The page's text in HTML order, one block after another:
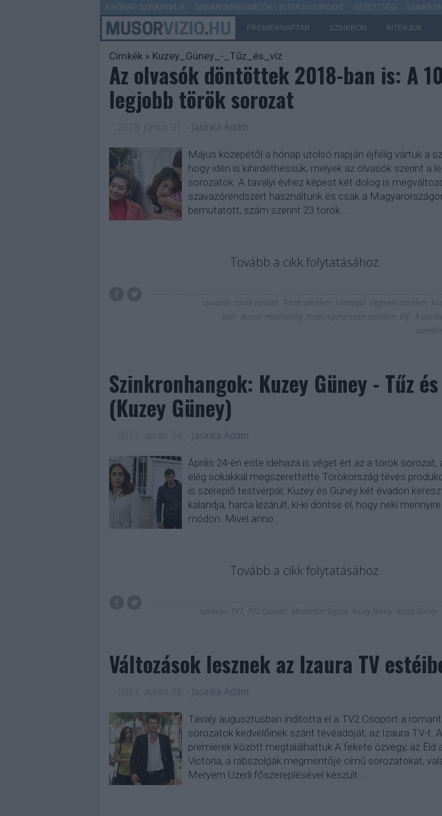
PREMIERNAPTÁR SZINKRON INTERJÚK
A HÓNAP SZINKRONJA SZINKRONRENDEZŐK - INTERJÚSOROZAT NÉZETTSÉG
Címkék» Kuzey_Güney_-_Tűz_és_víz
Az olvasók döntöttek 2018-ban is: A 10
legjobb török sorozat
2018. június 01. Jasinka Ádám
Május közepétől a hónap utolsó napján éjfélig vártuk a
hogy idén is kihirdethessük, melyek az olvasók szerint a
sorozatok. A tavalyi évhez képest két dolog is
szavazórendszert használtunk és csak a
bemutatott, szám szerint 23 török…
Tovább a cikk folytatásához.
szavazás török sorozat Tiltott szerelem Fatmagül Végtelen szerelem
Ezel - Bosszú mindhalálig Piszkos pénz tiszta szerelem Elif - A
Szinkronhangok: Kuzey Güney - Tűz
(Kuzey Güney)
2017. április 24. Jasinka Ádám
Április 24-én este idehaza is véget ért az a török sorozat,
elég sokakkal megszerettette Törökország tévés
is szereplő testvérpár, Kuzey és Güney két évadon
kalandja, harca lezárult, ki-ki döntse el, hogy neki
módon. Mivel anno…
Tovább a cikk folytatásához.
szinkron TV2 TV2 Csoport Masterfilm Digital Kuzey Güney Kuzey Güney
Változások lesznek az Izaura TV
2017. április 08. Jasinka Ádám
Tavaly augusztusban indította el a TV2 Csoport a
sorozatok kedvelőinek szánt tévéadóját, az Izaura TV-t.
premierek között megtalálhattuk A fekete özvegy, az Éld
Victoria, a rabszolgák megmentője című sorozatokat,
Meryem Uzerli főszereplésével készült…